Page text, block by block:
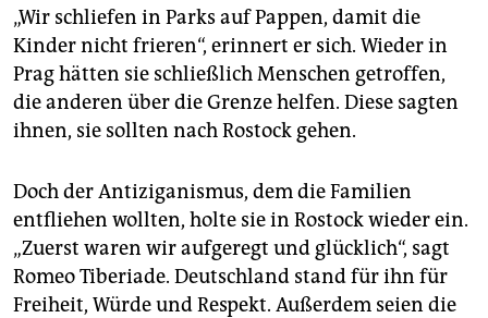
„Wir schliefen in Parks auf Pappen, damit die
Kinder nicht frieren“, erinnert er sich. Wieder in
Prag hätten sie schließlich Menschen getroffen,
die anderen über die Grenze helfen. Diese sagten
ihnen, sie sollten nach Rostock gehen.
Doch der Antiziganismus, dem die Familien
entfliehen wollten, holte sie in Rostock wieder ein.
„Zuerst waren wir aufgeregt und glücklich“, sagt
Romeo Tiberiade. Deutschland stand für ihn für
Freiheit, Würde und Respekt. Außerdem seien die